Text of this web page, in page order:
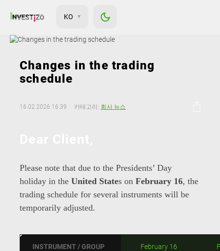
KO
Changes in the trading
schedule
16.02.2026 16:39 카테고리: 회사 뉴스
Please note that due to the Presidents’ Day
holiday in the United States on February 16, the
trading schedule for several instruments will be
temporarily adjusted.
INSTRUMENT / GROUP February 16